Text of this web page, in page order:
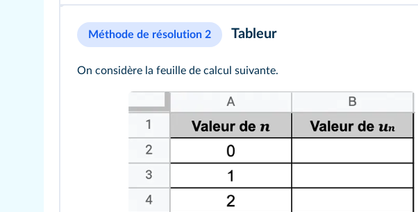
Méthode de résolution 2 Tableur
On considère la feuille de calcul suivante.